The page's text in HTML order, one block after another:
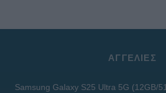
ΑΓΓΕΛΊΕΣ
Samsung Galaxy S25 Ultra 5G (12GB/